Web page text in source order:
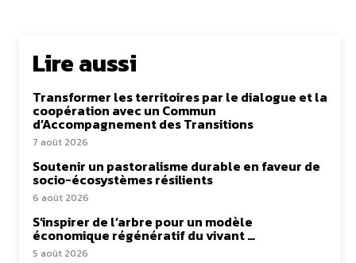
Lire aussi
Transformer les territoires par le dialogue et la
coopération avec un Commun
d’Accompagnement des Transitions
7 août 2026
Soutenir un pastoralisme durable en faveur de
socio-écosystèmes résilients
6 août 2026
S’inspirer de l’arbre pour un modèle
économique régénératif du vivant …
5 août 2026